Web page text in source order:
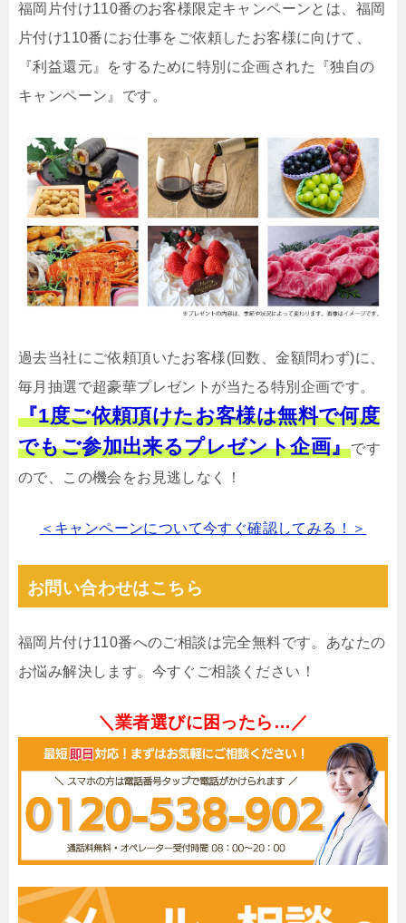
福岡片付け110番のお客様限定キャンペーンとは、福岡
片付け110番にお仕事をご依頼したお客様に向けて、
『利益還元』をするために特別に企画された『独自の
キャンペーン』です。
過去当社にご依頼頂いたお客様(回数、金額問わず)に、
毎月抽選で超豪華プレゼントが当たる特別企画です。
『1度ご依頼頂けたお客様は無料で何度
でもご参加出来るプレゼント企画』です
ので、この機会をお見逃しなく！
＜キャンペーンについて今すぐ確認してみる！＞
お問い合わせはこちら
福岡片付け110番へのご相談は完全無料です。あなたの
お悩み解決します。今すぐご相談ください！
＼業者選びに困ったら…／